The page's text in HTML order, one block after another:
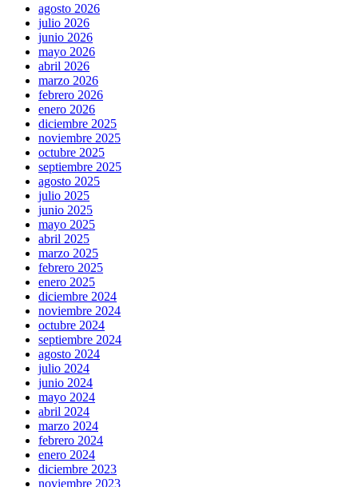
agosto 2026
julio 2026
junio 2026
mayo 2026
abril 2026
marzo 2026
febrero 2026
enero 2026
diciembre 2025
noviembre 2025
octubre 2025
septiembre 2025
agosto 2025
julio 2025
junio 2025
mayo 2025
abril 2025
marzo 2025
febrero 2025
enero 2025
diciembre 2024
noviembre 2024
octubre 2024
septiembre 2024
agosto 2024
julio 2024
junio 2024
mayo 2024
abril 2024
marzo 2024
febrero 2024
enero 2024
diciembre 2023
noviembre 2023